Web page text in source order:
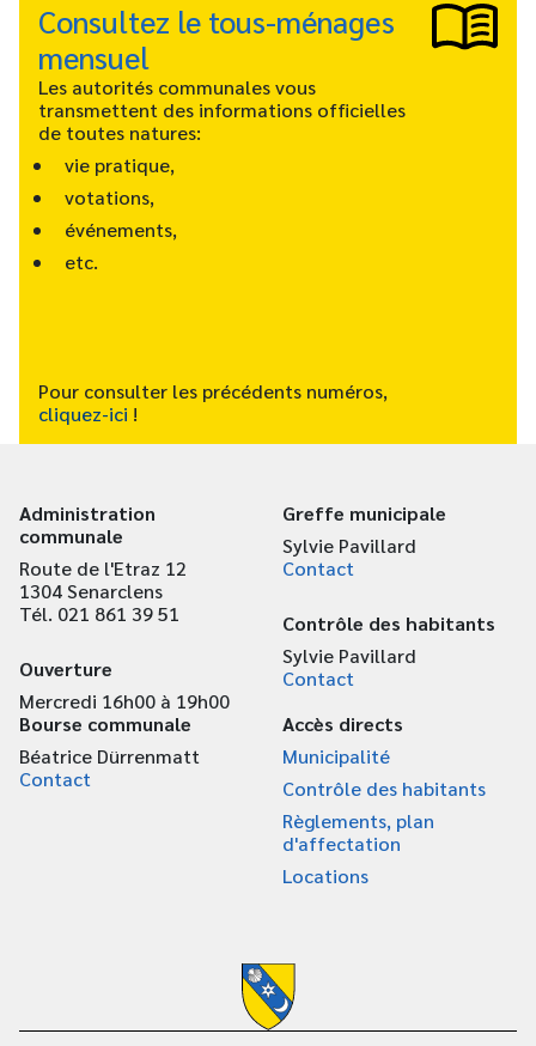
Consultez le tous-ménages
mensuel
Les autorités communales vous
transmettent des informations officielles
de toutes natures:
vie pratique,
votations,
événements,
etc.
Pour consulter les précédents numéros,
cliquez-ici !
Administration
communale
Route de l'Etraz 12
1304 Senarclens
Tél. 021 861 39 51
Ouverture
Mercredi 16h00 à 19h00
Greffe municipale
Sylvie Pavillard
Contact
Contrôle des habitants
Sylvie Pavillard
Contact
Bourse communale
Béatrice Dürrenmatt
Contact
Accès directs
Municipalité
Contrôle des habitants
Règlements, plan
d'affectation
Locations